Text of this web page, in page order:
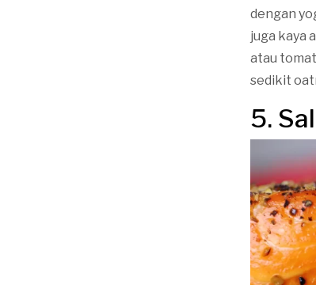
dengan
juga kaya
atau
sedikit
5.